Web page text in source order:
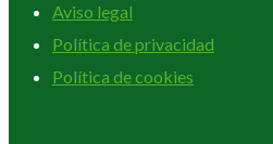
Aviso legal
Política de privacidad
Política de cookies